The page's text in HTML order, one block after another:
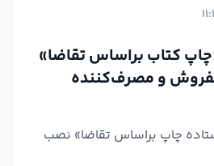
کتاب براساس تقاضا»
و مصرف‌کننده
چاپ براساس تقاضا» نصب